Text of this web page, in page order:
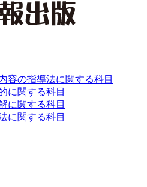
容の指導法に関する科目
に関する科目
に関する科目
に関する科目